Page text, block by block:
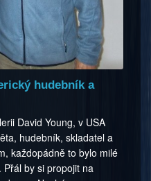
hudebník a
David Young, v USA
hudebník, skladatel a
každopádně to bylo milé
by si propojit na